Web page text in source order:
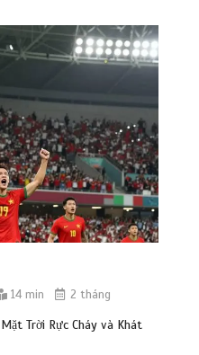
14 min 2 tháng
Trời Rực Cháy và Khát